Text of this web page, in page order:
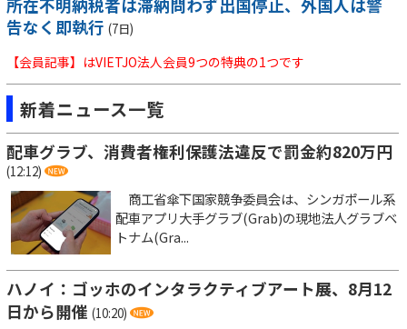
所在不明納税者は滞納問わず出国停止、外国人は警
告なく即執行 (7日)
【会員記事】はVIETJO法人会員9つの特典の1つです
新着ニュース一覧
配車グラブ、消費者権利保護法違反で罰金約820万円
(12:12)
商工省傘下国家競争委員会は、シンガポール系
配車アプリ大手グラブ(Grab)の現地法人グラブベ
トナム(Gra...
ハノイ：ゴッホのインタラクティブアート展、8月12
日から開催 (10:20)